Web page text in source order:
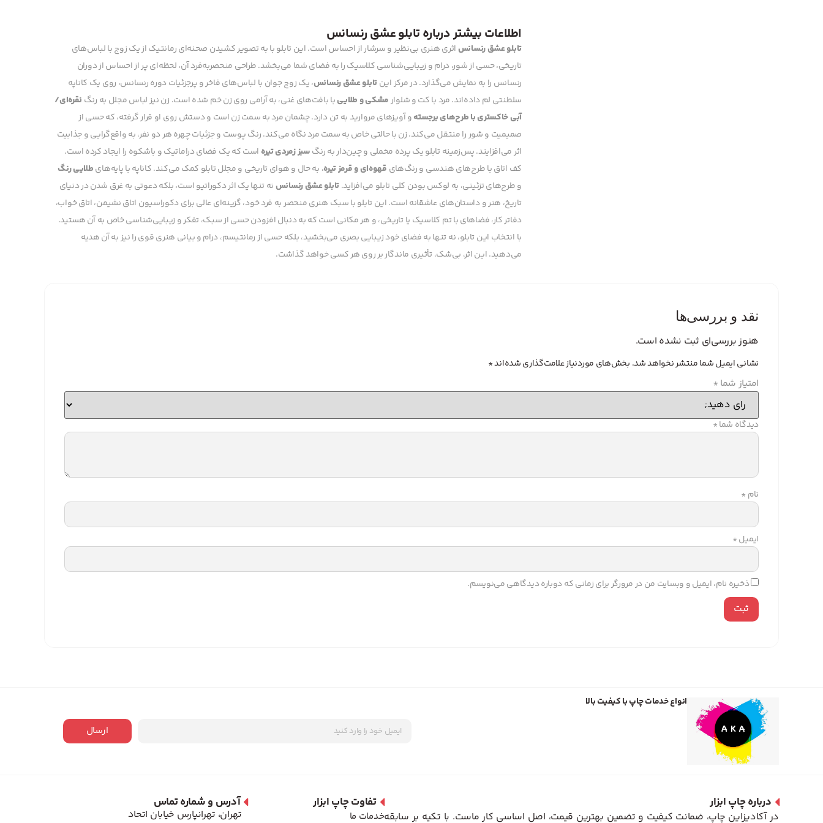
اطلاعات بیشتر درباره تابلو عشق رنسانس
تابلو عشق رنسانس اثری هنری بی‌نظیر و سرشار از احساس است. این تابلو با به تصویر کشیدن صحنه‌ای رمانتیک از یک زوج با لباس‌های
تاریخی، حسی از شور، درام و زیبایی‌شناسی کلاسیک را به فضای شما می‌بخشد. طراحی منحصربه‌فرد آن، لحظه‌ای پر از احساس از دوران
رنسانس را به نمایش می‌گذارد. در مرکز اینتابلو عشق رنسانس، یک زوج جوان با لباس‌های فاخر و پرجزئیات دوره رنسانس، روی یک کاناپه
سلطنتی لم داده‌اند. مرد با کت و شلوارمشکی و طلاییبا بافت‌های غنی، به آرامی روی زن خم شده است. زن نیز لباس مجلل به رنگ نقره‌ای/
آبی خاکستری با طرح‌های برجستهو آویزهای مروارید به تن دارد. چشمان مرد به سمت زن است و دستش روی او قرار گرفته، که حسی از
صمیمیت و شور را منتقل می‌کند. زن با حالتی خاص به سمت مرد نگاه می‌کند. رنگ پوست و جزئیات چهره هر دو نفر، به واقع‌گرایی و جذابیت
اثر می‌افزایند. پس‌زمینه تابلو یک پرده مخملی و چین‌دار به رنگسبز زمردی تیره است که یک فضای دراماتیک و باشکوه را ایجاد کرده است.
کف اتاق با طرح‌های هندسی و رنگ‌های قهوه‌ای و قرمز تیره، به حال و هوای تاریخی و مجلل تابلو کمک می‌کند. کاناپه با پایه‌هایطلایی رنگ
و طرح‌های تزئینی، به لوکس بودن کلی تابلو می‌افزاید.تابلو عشق رنسانس نه تنها یک اثر دکوراتیو است، بلکه دعوتی به غرق شدن در دنیای
تاریخ، هنر و داستان‌های عاشقانه است. این تابلو با سبک هنری منحصر به فرد خود، گزینه‌ای عالی برای دکوراسیون اتاق نشیمن، اتاق خواب،
دفاتر کار، فضاهای با تم کلاسیک یا تاریخی، و هر مکانی است که به دنبال افزودن حسی از سبک، تفکر و زیبایی‌شناسی خاص به آن هستید.
با انتخاب این تابلو، نه تنها به فضای خود زیبایی بصری می‌بخشید، بلکه حسی از رمانتیسم، درام و بیانی هنری قوی را نیز به آن هدیه
می‌دهید. این اثر، بی‌شک، تأثیری ماندگار بر روی هر کسی خواهد گذاشت.
نقد و بررسی‌ها
هنوز بررسی‌ای ثبت نشده است.
نشانی ایمیل شما منتشر نخواهد شد. بخش‌های موردنیاز علامت‌گذاری شده‌اند*
امتیاز شما *
دیدگاه شما*
نام *
ایمیل*
ذخیره نام، ایمیل و وبسایت من در مرورگر برای زمانی که دوباره دیدگاهی می‌نویسم.
انواع خدمات چاپ با کیفیت بالا
ارسال
درباره چاپ ابزار
در آکادیزاین چاپ، ضمانت کیفیت و تضمین بهترین قیمت، اصل اساسی کار ماست. با تکیه بر سابقه
تفاوت چاپ ابزار
خدمات ما
آدرس و شماره تماس
تهران، تهرانپارس خیابان اتحاد